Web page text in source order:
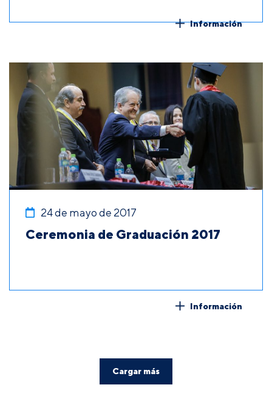
Información
24 de mayo de 2017
Ceremonia de Graduación 2017
Información
Cargar más